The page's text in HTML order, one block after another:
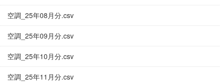
空調_25年08月分.csv
空調_25年09月分.csv
空調_25年10月分.csv
空調_25年11月分.csv